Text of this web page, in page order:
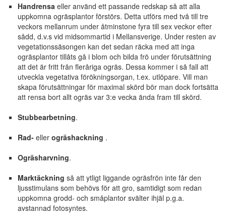
Handrensa eller använd ett passande redskap så att alla
uppkomna ogräsplantor förstörs. Detta utförs med två till tre
veckors mellanrum under åtminstone fyra till sex veckor efter
sådd, d.v.s vid midsommartid i Mellansverige. Under resten av
vegetationssäsongen kan det sedan räcka med att inga
ogräsplantor tillåts gå i blom och bilda frö under förutsättning
att det är fritt från fleråriga ogräs. Dessa kommer i så fall att
utveckla vegetativa förökningsorgan, t.ex. utlöpare. Vill man
skapa förutsättningar för maximal skörd bör man dock fortsätta
att rensa bort allt ogräs var 3:e vecka ända fram till skörd.
Stubbearbetning.
Rad- eller ogräshackning .
Ogräsharvning.
Marktäckning så att ytligt liggande ogräsfrön inte får den
ljusstimulans som behövs för att gro, samtidigt som redan
uppkomna grodd- och småplantor svälter ihjäl p.g.a.
avstannad fotosyntes.